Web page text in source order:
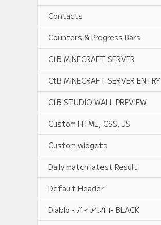
Contacts
Counters & Progress Bars
CtB MINECRAFT SERVER
CtB MINECRAFT SERVER ENTRY
CtB STUDIO WALL PREVIEW
Custom HTML, CSS, JS
Custom widgets
Daily match latest Result
Default Header
Diablo -ディアブロ- BLACK